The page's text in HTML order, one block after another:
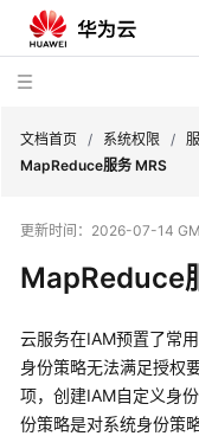
务
授
权
考
系
统
文档首页 / 系统权限 /
MapReduce服务 MRS
更新时间： 2026-07-14
MapReduce
云服务在IAM预置了常
身份策略无法满足授权
项，创建IAM自定义身
份策略是对系统身份策